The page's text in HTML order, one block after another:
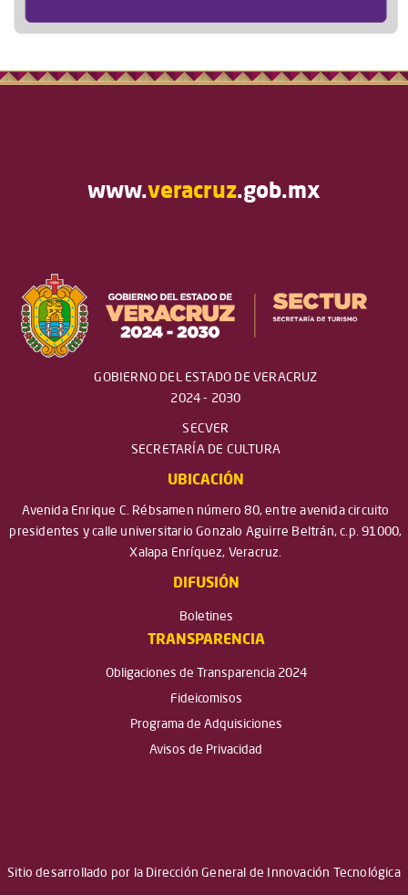
www.veracruz.gob.mx
GOBIERNO DEL ESTADO DE VERACRUZ
2024 - 2030
SECVER
SECRETARÍA DE CULTURA
UBICACIÓN
Avenida Enrique C. Rébsamen número 80, entre avenida circuito
presidentes y calle universitario Gonzalo Aguirre Beltrán, c.p. 91000,
Xalapa Enríquez, Veracruz.
DIFUSIÓN
Boletines
TRANSPARENCIA
Obligaciones de Transparencia 2024
Fideicomisos
Programa de Adquisiciones
Avisos de Privacidad
Sitio desarrollado por la Dirección General de Innovación Tecnológica